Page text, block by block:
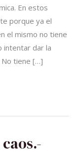
En estos
porque ya el
el mismo no tiene
intentar dar la
No tiene […]